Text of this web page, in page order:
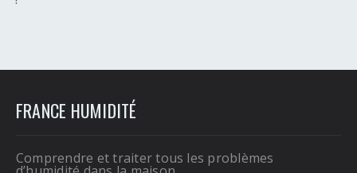
FRANCE HUMIDITÉ
Comprendre et traiter tous les problèmes